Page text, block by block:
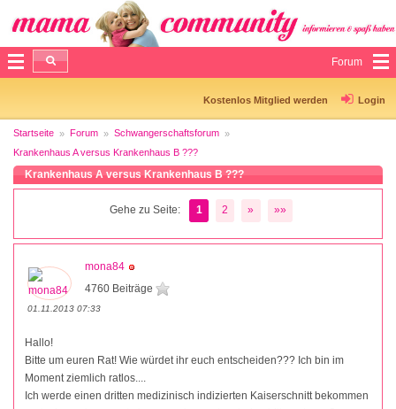
Forum
Kostenlos Mitglied werden Login
Startseite Forum
Schwangerschaftsforum
Krankenhaus A versus Krankenhaus B ???
Krankenhaus A versus Krankenhaus B ???
Gehe zu Seite: 1 2 » »»
mona84
4760 Beiträge
01.11.2013 07:33
Hallo!
Bitte um euren Rat! Wie würdet ihr euch entscheiden??? Ich bin im
Moment ziemlich ratlos....
Ich werde einen dritten medizinisch indizierten Kaiserschnitt bekommen